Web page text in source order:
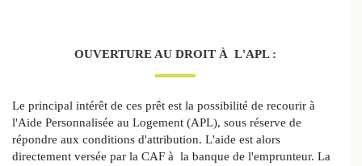
OUVERTURE AU DROIT À L'APL :
Le principal intérêt de ces prêt est la possibilité de recourir à
l'Aide Personnalisée au Logement (APL), sous réserve de
répondre aux conditions d'attribution. L'aide est alors
directement versée par la CAF à la banque de l'emprunteur. La